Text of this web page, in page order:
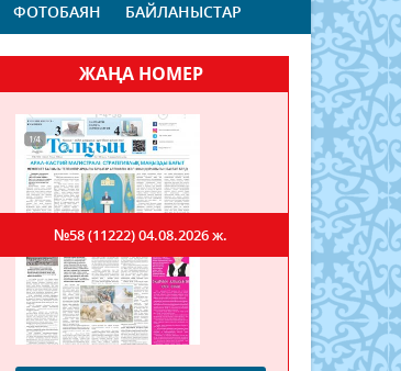
ФОТОБАЯН БАЙЛАНЫСТАР
ЖАҢА НОМЕР
№58 (11222)04.08.2026 ж.